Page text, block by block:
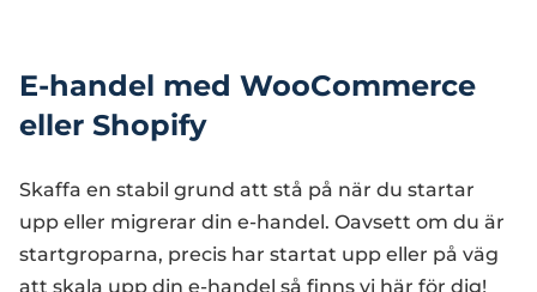
E-handel med WooCommerce
eller Shopify
Skaffa en stabil grund att stå på när du startar
upp eller migrerar din e-handel. Oavsett om du är
startgroparna, precis har startat upp eller på väg
att skala upp din e-handel så finns vi här för dig!